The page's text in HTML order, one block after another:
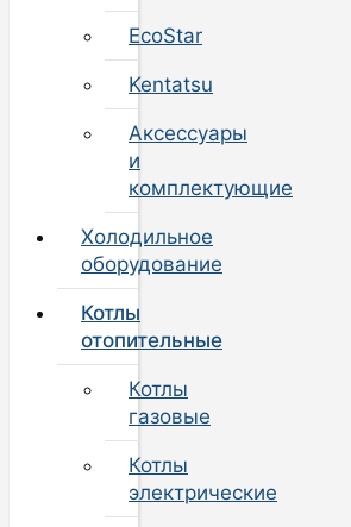
EcoStar
Kentatsu
Аксессуары
и
комплектующие
Холодильное
оборудование
Котлы
отопительные
Котлы
газовые
Котлы
электрические